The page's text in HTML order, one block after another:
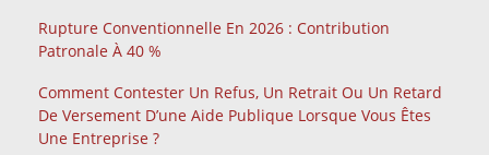
Rupture Conventionnelle En 2026 : Contribution
Patronale À 40 %
Comment Contester Un Refus, Un Retrait Ou Un Retard
De Versement D’une Aide Publique Lorsque Vous Êtes
Une Entreprise ?